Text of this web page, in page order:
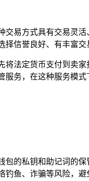
易方式具有交易灵
信誉良好、有丰富
法定货币支付到卖
务，在这种服务模
的私钥和助记词的
鱼、诈骗等风险，